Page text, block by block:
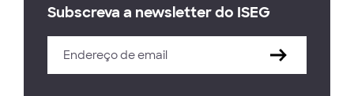
Subscreva a newsletter do ISEG